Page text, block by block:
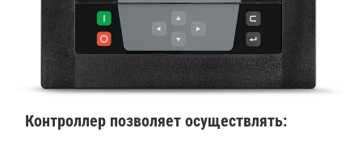
Контроллер позволяет осуществлять: